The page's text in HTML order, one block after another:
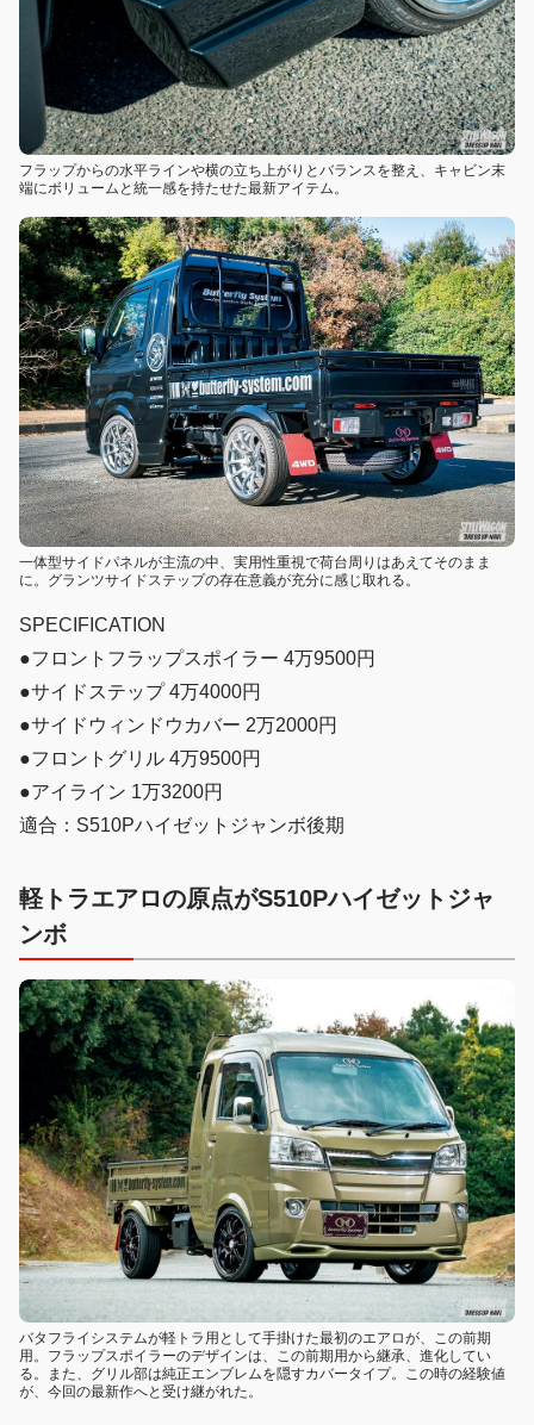
フラップからの水平ラインや横の立ち上がりとバランスを整え、キャビン末
端にボリュームと統一感を持たせた最新アイテム。
一体型サイドパネルが主流の中、実用性重視で荷台周りはあえてそのまま
に。グランツサイドステップの存在意義が充分に感じ取れる。
SPECIFICATION
●フロントフラップスポイラー 4万9500円
●サイドステップ 4万4000円
●サイドウィンドウカバー 2万2000円
●フロントグリル 4万9500円
●アイライン 1万3200円
適合：S510Pハイゼットジャンボ後期
軽トラエアロの原点がS510Pハイゼットジャ
ンボ
バタフライシステムが軽トラ用として手掛けた最初のエアロが、この前期
用。フラップスポイラーのデザインは、この前期用から継承、進化してい
る。また、グリル部は純正エンブレムを隠すカバータイプ。この時の経験値
が、今回の最新作へと受け継がれた。